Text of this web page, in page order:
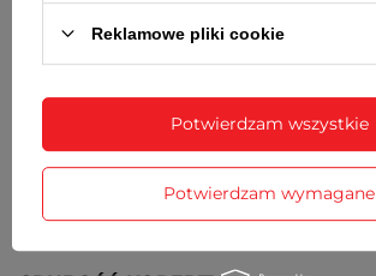
ŚREDNICA KOPERTY
Reklamowe pliki cookie
Potwierdzam wymagane
Potwierdzam wszystkie